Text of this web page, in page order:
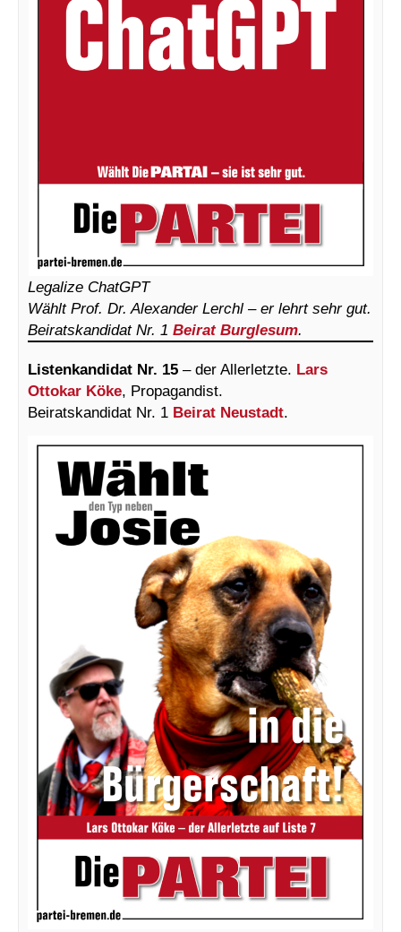
Legalize ChatGPT
Wählt Prof. Dr. Alexander Lerchl – er lehrt sehr gut.
Beiratskandidat Nr. 1 Beirat Burglesum.
Listenkandidat Nr. 15 – der Allerletzte. Lars
Ottokar Köke, Propagandist.
Beiratskandidat Nr. 1 Beirat Neustadt.